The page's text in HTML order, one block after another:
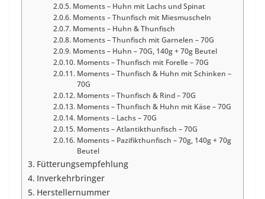
Moments – Huhn mit Lachs und Spinat
Moments – Thunfisch mit Miesmuscheln
Moments – Huhn & Thunfisch
Moments – Thunfisch mit Garnelen – 70G
Moments – Huhn – 70G, 140g + 70g Beutel
Moments – Thunfisch mit Forelle – 70G
Moments – Thunfisch & Huhn mit Schinken –
70G
Moments – Thunfisch & Rind – 70G
Moments – Thunfisch & Huhn mit Käse – 70G
Moments – Lachs – 70G
Moments – Atlantikthunfisch – 70G
Moments – Pazifikthunfisch – 70g, 140g + 70g
Beutel
Fütterungsempfehlung
Inverkehrbringer
Herstellernummer